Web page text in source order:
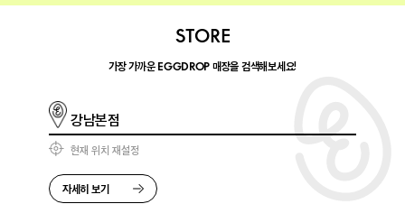
STORE
가장 가까운 EGGDROP 매장을 검색해보세요!
강남본점
현재 위치 재설정
자세히 보기